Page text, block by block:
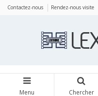
Contactez-nous Rendez-nous visite
Menu Chercher
Panneau de gestion des cookies